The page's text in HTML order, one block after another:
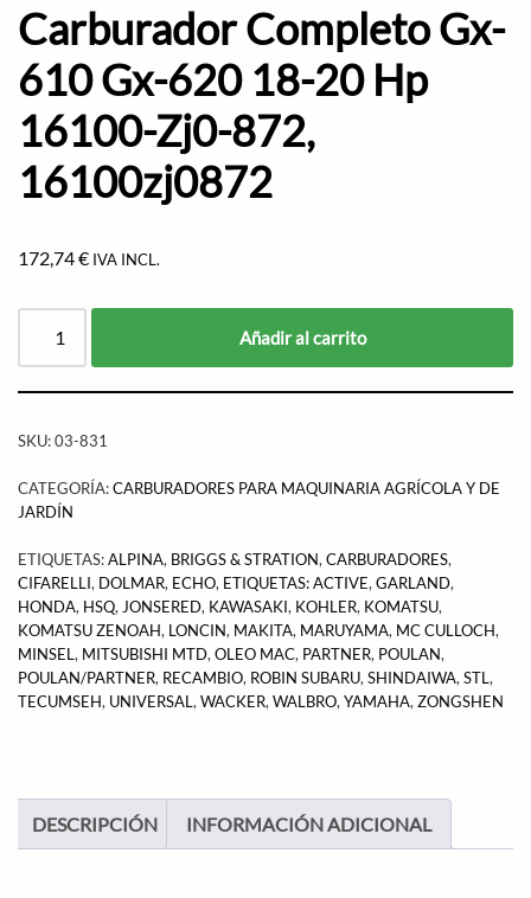
Carburador Completo Gx-
610 Gx-620 18-20 Hp
16100-Zj0-872,
16100zj0872
172,74€ IVA INCL.
Añadir al carrito
SKU:03-831
CATEGORÍA:CARBURADORES PARA MAQUINARIA AGRÍCOLA Y DE
JARDÍN
ETIQUETAS:ALPINA, BRIGGS & STRATION, CARBURADORES,
CIFARELLI, DOLMAR, ECHO, ETIQUETAS: ACTIVE, GARLAND,
HONDA, HSQ, JONSERED, KAWASAKI, KOHLER, KOMATSU,
KOMATSU ZENOAH, LONCIN, MAKITA, MARUYAMA, MC CULLOCH,
MINSEL, MITSUBISHI MTD, OLEO MAC, PARTNER, POULAN,
POULAN/PARTNER, RECAMBIO, ROBIN SUBARU, SHINDAIWA, STL,
TECUMSEH, UNIVERSAL, WACKER, WALBRO, YAMAHA, ZONGSHEN
DESCRIPCIÓN INFORMACIÓN ADICIONAL